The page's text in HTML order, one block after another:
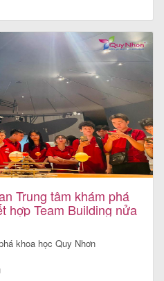
Trung tâm khám phá
hợp Team Building nửa
khoa học Quy Nhơn